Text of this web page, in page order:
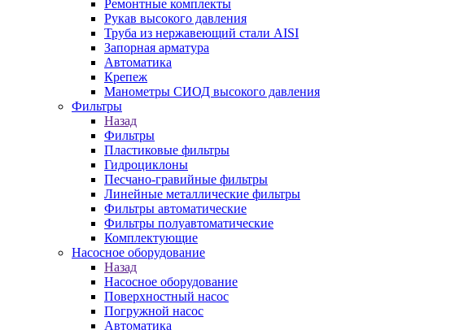
Ремонтные комплекты
Рукав высокого давления
Труба из нержавеющий стали AISI
Запорная арматура
Автоматика
Крепеж
Манометры СИОД высокого давления
Фильтры
Назад
Фильтры
Пластиковые фильтры
Гидроциклоны
Песчано-гравийные фильтры
Линейные металлические фильтры
Фильтры автоматические
Фильтры полуавтоматические
Комплектующие
Насосное оборудование
Назад
Насосное оборудование
Поверхностный насос
Погружной насос
Автоматика